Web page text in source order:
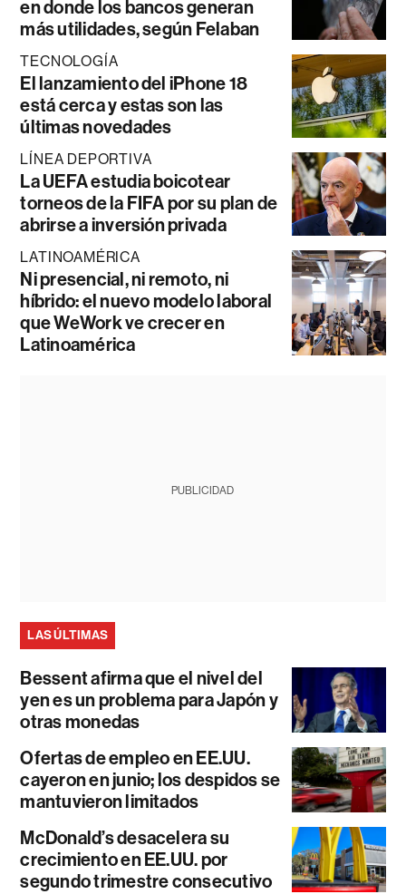
en donde los bancos generan
más utilidades, según Felaban
TECNOLOGÍA
El lanzamiento del iPhone 18
está cerca y estas son las
últimas novedades
LÍNEA DEPORTIVA
La UEFA estudia boicotear
torneos de la FIFA por su plan de
abrirse a inversión privada
LATINOAMÉRICA
Ni presencial, ni remoto, ni
híbrido: el nuevo modelo laboral
que WeWork ve crecer en
Latinoamérica
PUBLICIDAD
LAS ÚLTIMAS
Bessent afirma que el nivel del
yen es un problema para Japón y
otras monedas
Ofertas de empleo en EE.UU.
cayeron en junio; los despidos se
mantuvieron limitados
McDonald’s desacelera su
crecimiento en EE.UU. por
segundo trimestre consecutivo